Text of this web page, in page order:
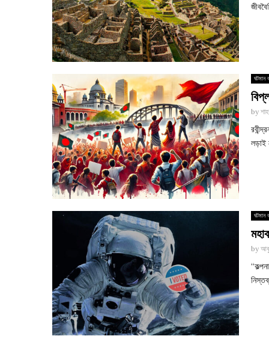
ঘটমান
by
লড়াই
ঘটমান
byআবু